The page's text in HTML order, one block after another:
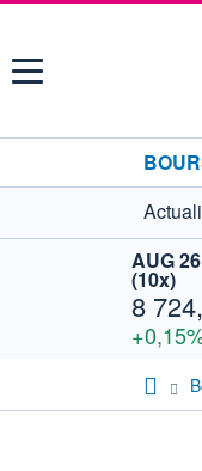
Menu
AUG
(10x)
8